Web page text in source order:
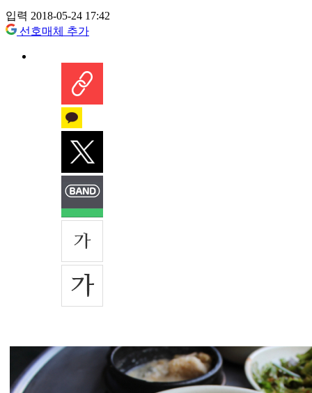
입력 2018-05-24 17:42
선호매체 추가